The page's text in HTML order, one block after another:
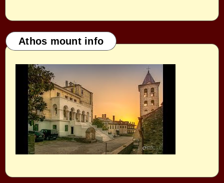
Athos mount info